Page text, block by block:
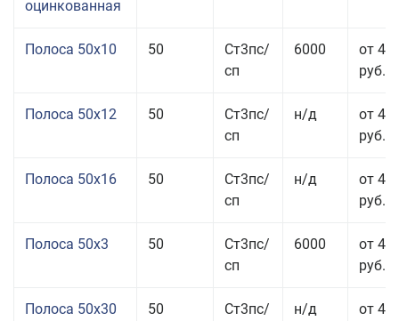
оцинкованная
Полоса 50x10 50
Ст3пс/
сп
6000
от 46
руб.
Полоса 50x12 50
Ст3пс/
сп
н/д
от 44
руб.
Полоса 50x16 50
Ст3пс/
сп
н/д
от 49
руб.
Полоса 50x3 50
Ст3пс/
сп
6000
от 45
руб.
Полоса 50x30 50
Ст3пс/
н/д
от 44